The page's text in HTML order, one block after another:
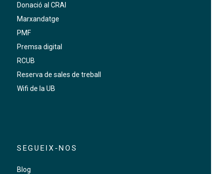
Donació al CRAI
Marxandatge
PMF
Premsa digital
RCUB
Reserva de sales de treball
Wifi de la UB
SEGUEIX-NOS
Blog